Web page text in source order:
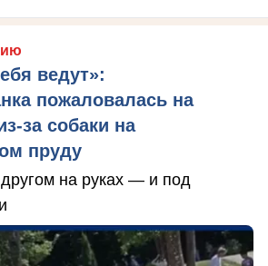
ведут»:
пожаловалась на
за собаки на
пруду
на руках — и под